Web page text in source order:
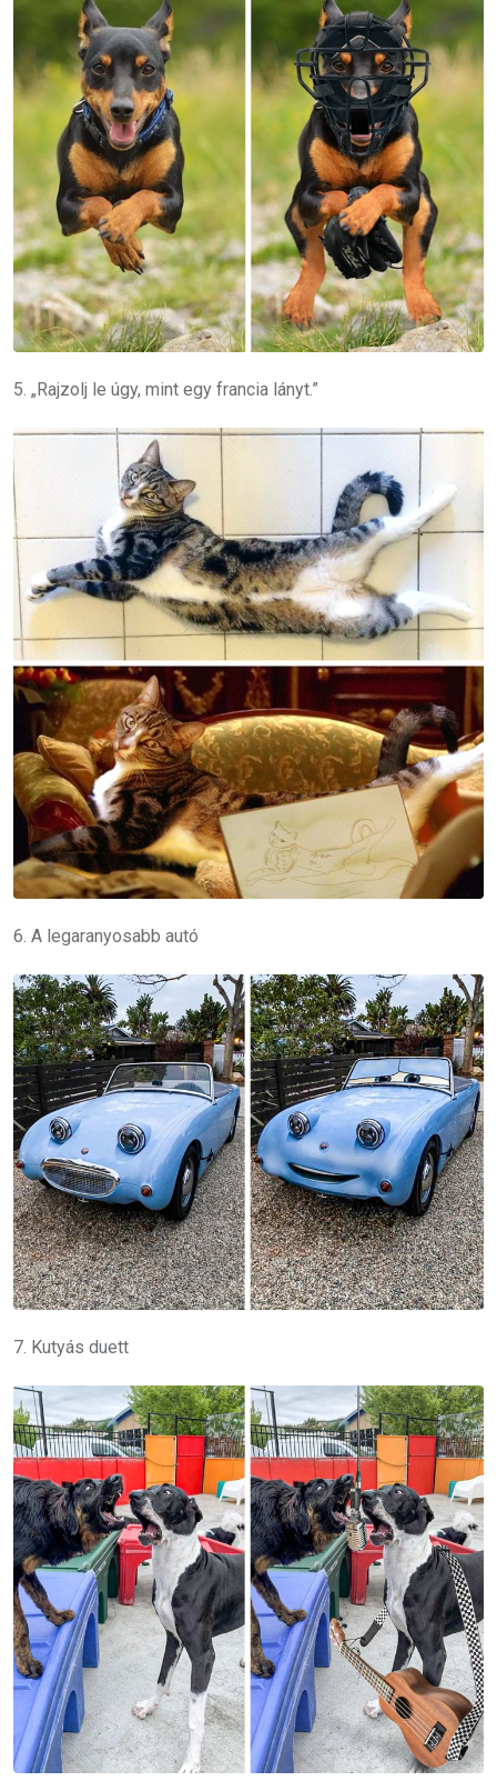
5. „Rajzolj le úgy, mint egy francia lányt.”
6. A legaranyosabb autó
7. Kutyás duett